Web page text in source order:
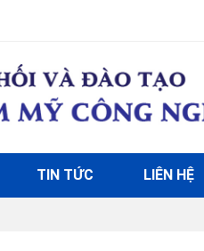
TIN TỨC LIÊN HỆ